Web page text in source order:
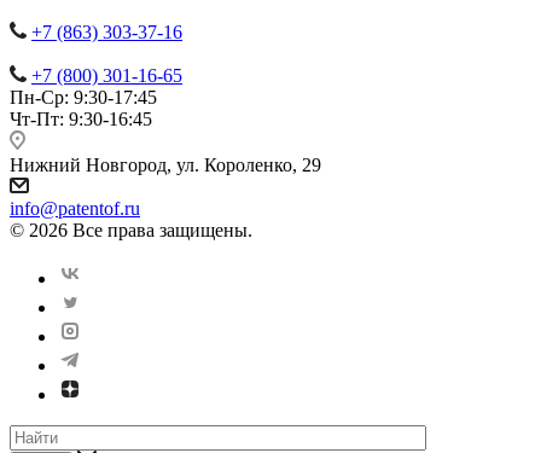
+7 (863) 303-37-16
+7 (800) 301-16-65
Пн-Ср: 9:30-17:45
Чт-Пт: 9:30-16:45
Нижний Новгород, ул. Короленко, 29
info@patentof.ru
© 2026 Все права защищены.